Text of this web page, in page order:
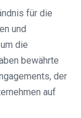
für die
und
die
bewährte
der
auf